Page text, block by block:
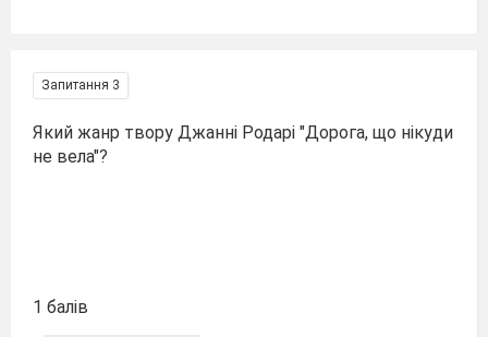
Запитання 3
Який жанр твору Джанні Родарі "Дорога, що нікуди
не вела"?
1 балів